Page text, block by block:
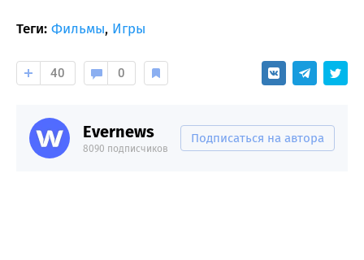
Теги: Фильмы, Игры
40 0
Evernews
8090 подписчиков
Подписаться на автора